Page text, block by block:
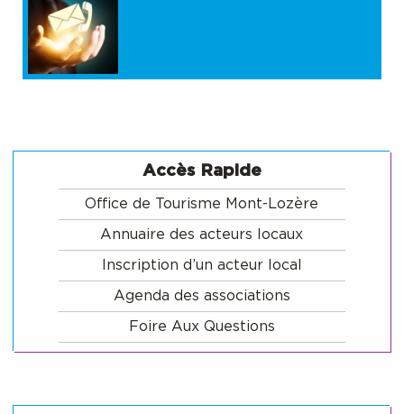
Accès Rapide
Office de Tourisme Mont-Lozère
Annuaire des acteurs locaux
Inscription d’un acteur local
Agenda des associations
Foire Aux Questions